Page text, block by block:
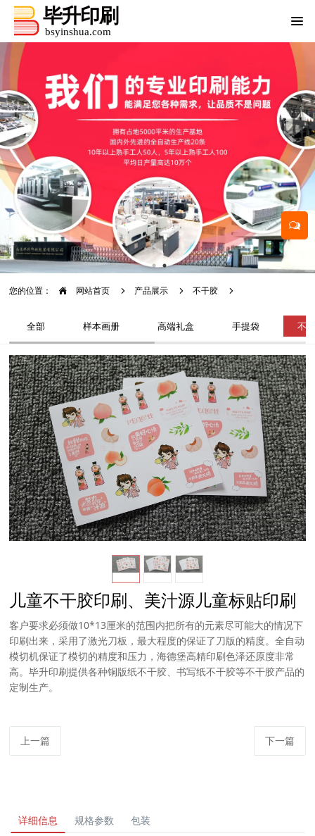
您的位置： 网站首页 产品展示 不干胶
全部 样本画册 高端礼盒 手提袋 不
儿童不干胶印刷、美汁源儿童标贴印刷
客户要求必须做10*13厘米的范围内把所有的元素尽可能大的情况下
印刷出来，采用了激光刀板，最大程度的保证了刀版的精度。全自动
模切机保证了模切的精度和压力，海德堡高精印刷色泽还原度非常
高。毕升印刷提供各种铜版纸不干胶、书写纸不干胶等不干胶产品的
定制生产。
上一篇 下一篇
详细信息 规格参数 包装